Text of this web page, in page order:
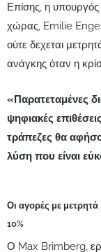
Επίσης, η
χώρας, Emilie
ούτε δεχεται
ανάγκης όταν η
«Παρατεταμένες
ψηφιακές
τράπεζες θα
λύση που είναι
Οι αγορές με
10%
Ο Max Brimberg,